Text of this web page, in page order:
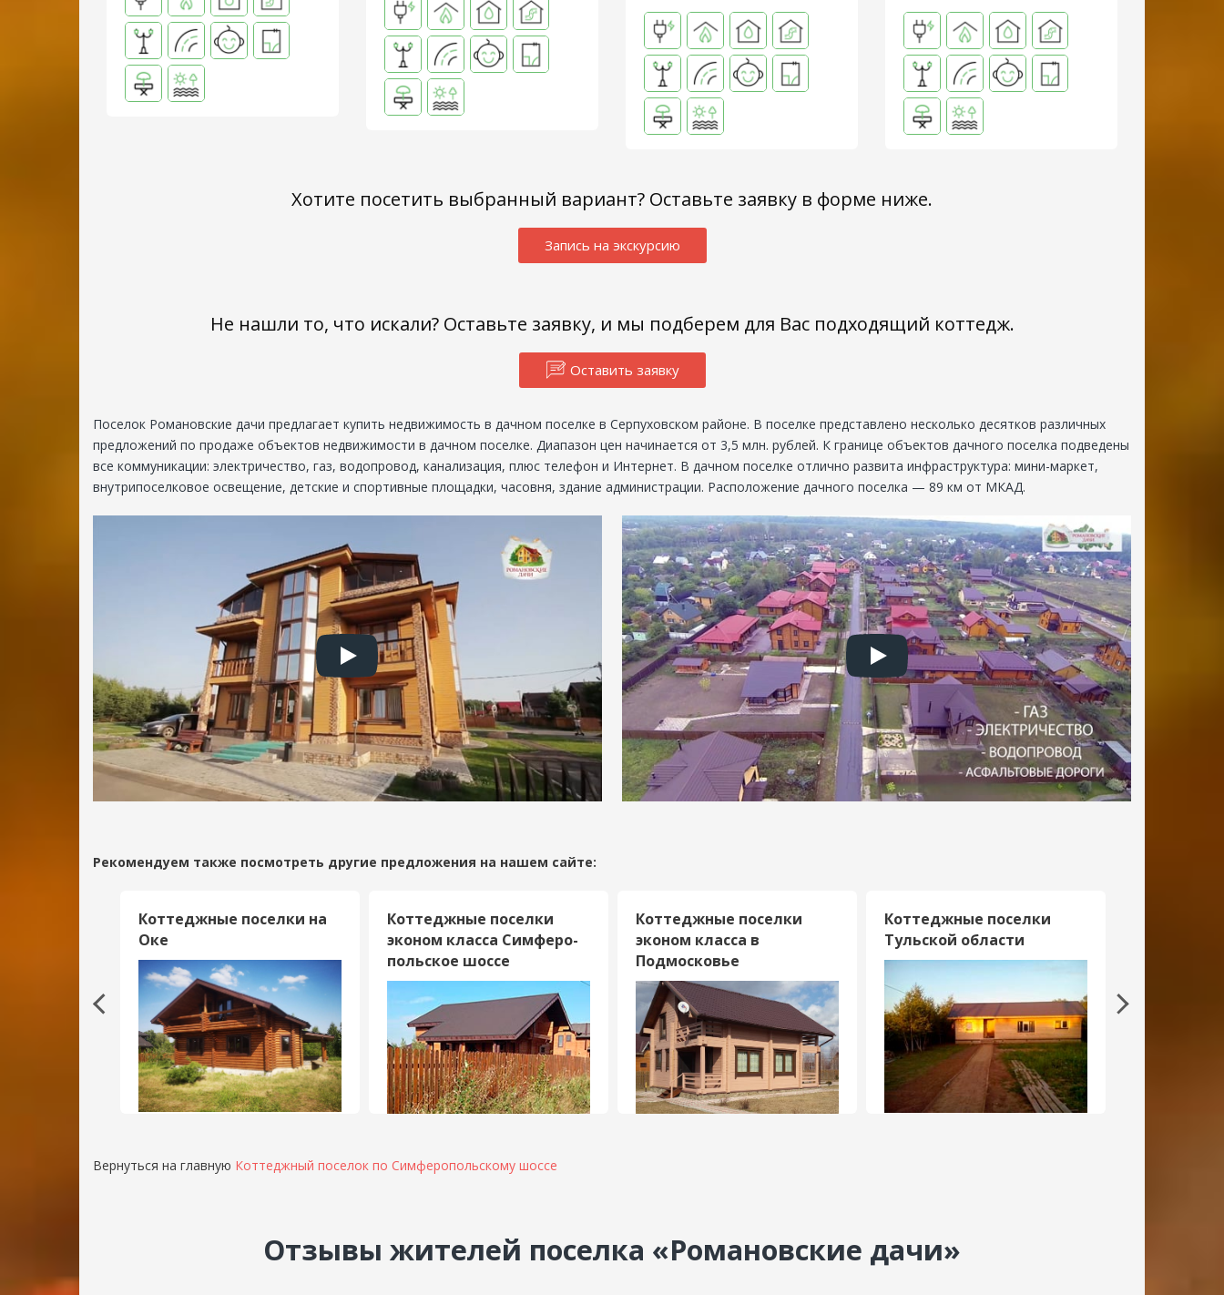
ДНП
«Романовские
дачи»
Россия,
Тульская
Хотите посетить выбранный вариант? Оставьте заявку в форме ниже.
Запись на экскурсию
Не нашли то, что искали? Оставьте заявку, и мы подберем для Вас подходящий коттедж.
Оставить заявку
Поселок Романовские дачи предлагает купить недвижимость в дачном поселке в Серпуховском районе. В поселке представлено несколько десятков различных
предложений по продаже объектов недвижимости в дачном поселке. Диапазон цен начинается от 3,5 млн. рублей. К границе объектов дачного поселка подведены
все коммуникации: электричество, газ, водопровод, канализация, плюс телефон и Интернет. В дачном поселке отлично развита инфраструктура: мини-маркет,
внутрипоселковое освещение, детские и спортивные площадки, часовня, здание администрации. Расположение дачного поселка — 89 км от МКАД.
Рекомендуем также посмотреть другие предложения на нашем сайте:
Коттеджные поселки на
Оке
Коттеджные поселки
эконом класса Симферо­
польское шоссе
Коттеджные поселки
эконом класса в
Подмосковье
Коттеджные поселки
Тульской области
Вернуться на главную Коттеджный поселок по Симферопольскому шоссе
Отзывы жителей поселка «Романовские дачи»